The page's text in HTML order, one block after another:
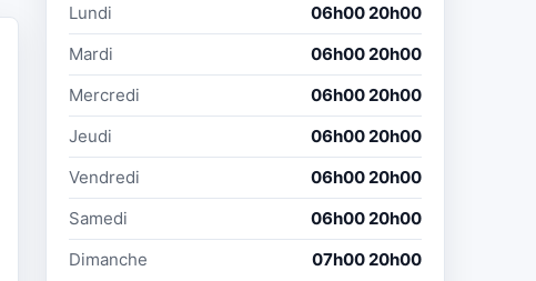
Lundi
06h00 20h00
Mardi
06h00 20h00
Mercredi
06h00 20h00
Jeudi
06h00 20h00
Vendredi
06h00 20h00
Samedi
06h00 20h00
Dimanche
07h00 20h00